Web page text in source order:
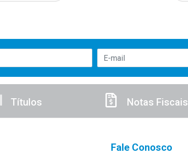
Títulos Notas Fiscais
Fale Conosco